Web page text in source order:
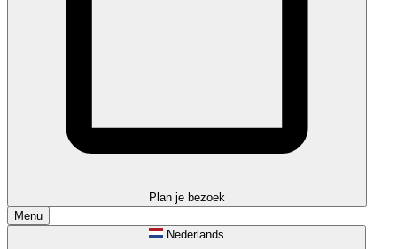
Plan je bezoek
Menu
Nederlands